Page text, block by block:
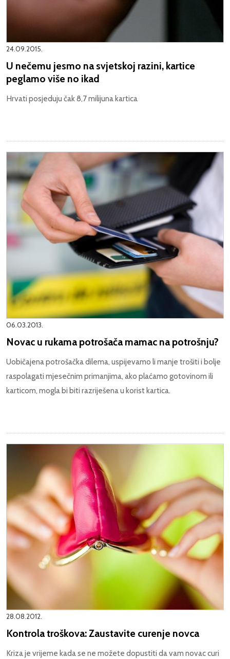
24.09.2015.
U nečemu jesmo na svjetskoj razini, kartice
peglamo više no ikad
Hrvati posjeduju čak 8,7 milijuna kartica
06.03.2013.
Novac u rukama potrošača mamac na potrošnju?
Uobičajena potrošačka dilema, uspijevamo li manje trošiti i bolje
raspolagati mjesečnim primanjima, ako plaćamo gotovinom ili
karticom, mogla bi biti razriješena u korist kartica.
28.08.2012.
Kontrola troškova: Zaustavite curenje novca
Kriza je vrijeme kada se ne možete dopustiti da vam novac curi